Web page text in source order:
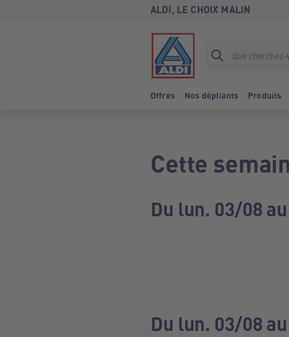
ALDI, LE CHOIX MALIN
Offres Nos dépliants Produits
Cette
Du lun. 03/08
Du lun. 03/08